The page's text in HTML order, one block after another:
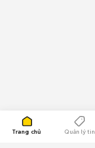
Trang chủ Quản lý tin